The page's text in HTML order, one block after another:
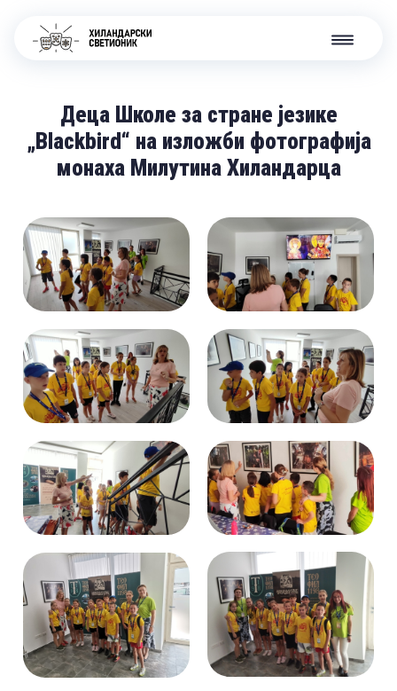
Деца Школе за стране језике
„Blackbird“ на изложби фотографија
монаха Милутина Хиландарца